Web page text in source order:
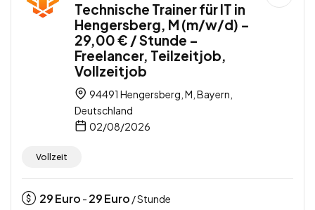
Technische Trainer für IT in
Hengersberg, M (m/w/d) –
29,00 € / Stunde –
Freelancer, Teilzeitjob,
Vollzeitjob
94491 Hengersberg, M, Bayern,
Deutschland
02/08/2026
Vollzeit
29Euro - 29Euro / Stunde